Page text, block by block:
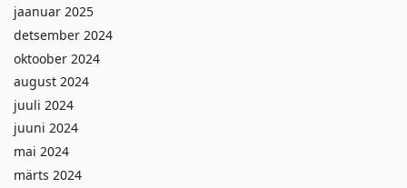
jaanuar 2025
detsember 2024
oktoober 2024
august 2024
juuli 2024
juuni 2024
mai 2024
märts 2024